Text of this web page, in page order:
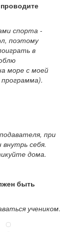
спорта -
поэтому
в
море с моей
при
себя.
дома.
быть
учеником.